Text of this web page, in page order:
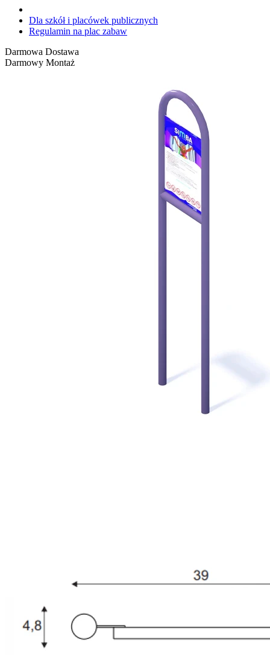
Dla szkół i placówek publicznych
Regulamin na plac zabaw
Darmowa Dostawa
Darmowy Montaż